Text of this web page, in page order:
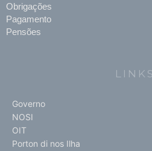
Obrigações
Pagamento
Pensões
LINKS
Governo
NOSI
OIT
Porton di nos Ilha